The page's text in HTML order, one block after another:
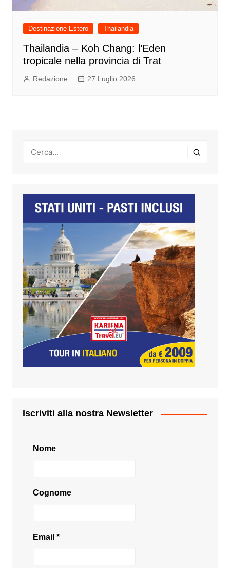
Destinazione Estero Thailandia
Thailandia – Koh Chang: l’Eden
tropicale nella provincia di Trat
Redazione 27 Luglio 2026
Iscriviti alla nostra Newsletter
Nome
Cognome
Email *